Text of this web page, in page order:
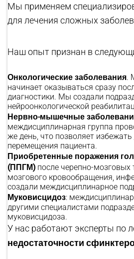
Мы применяем
для лечения сложных
Наш опыт признан в
Онкологические заболевания.
начинает оказываться сразу
диагностики. Мы создали
нейроонкологической
Нервно-мышечные
междисциплинарная группа
же день, что позволяет
перемещения пациента.
Приобретенные поражения
(ППГМ) после черепно-
мозгового кровообращения,
создали междисциплинарное
Муковисцидоз:
другими специалистами
муковисцидоза.
У нас работают эксперты по
недостаточности